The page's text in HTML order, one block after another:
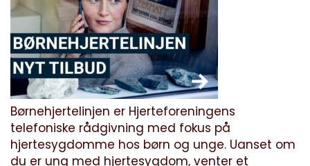
Børnehjertelinjen er Hjerteforeningens
telefoniske rådgivning med fokus på
hjertesygdomme hos børn og unge. Uanset om
du er ung med hjertesygdom, venter et